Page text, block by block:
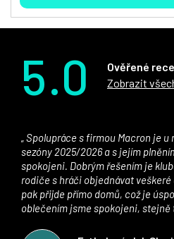
5.0
Ověřené
Zobrazit
sezóny 2025/2026 a s jejím
spokojeni. Dobrým řešením je
rodiče s hráči objednávat
pak přijde přímo domů, což je
oblečením jsme spokojeni, stejně
stran. Věříme, že v tomto duchu